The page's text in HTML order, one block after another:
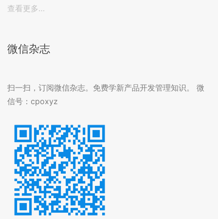
查看更多…
微信杂志
扫一扫，订阅微信杂志。免费学新产品开发管理知识。 微
信号：cpoxyz